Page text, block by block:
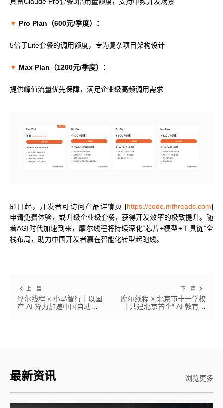
▼ Pro Plan（600元/季度）：
5倍于Lite套餐的调用额度，专为复杂项目架构设计
▼ Max Plan（1200元/季度）：
提供峰值流量优先保障，满足企业级高频调用需求
即日起，开发者可访问产品详情页 [https://code.mthreads.com]
申请免费体验，或升级企业级套餐，获得开发效率的极致提升。随
着AGI时代加速到来，摩尔线程将持续深化“芯片+模型+工具链”全
栈布局，助力中国开发者赢在智能化转型起跑线。
上一篇
摩尔线程 × 小马智行｜以国
产 AI 算力加速中国自动驾
下一篇
摩尔线程 × 北京市十一学校
｜共建北京首个“ AI 教育实
最新资讯 浏览更多